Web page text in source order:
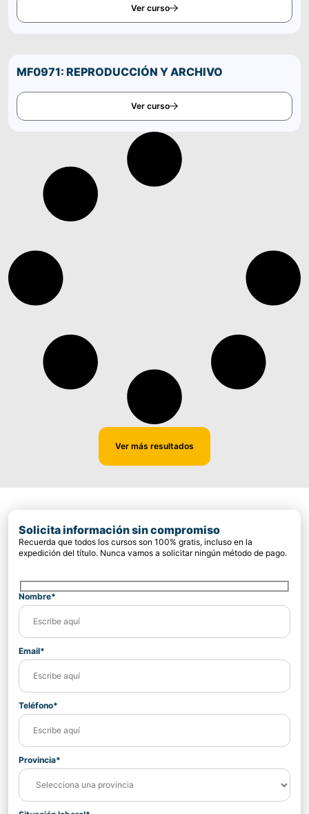
Ver curso
MF0971: REPRODUCCIÓN Y ARCHIVO
Ver curso
Ver más resultados
Solicita información sin compromiso
Recuerda que todos los cursos son 100% gratis, incluso en la
expedición del título. Nunca vamos a solicitar ningún método de pago.
Nombre*
Email*
Teléfono*
Provincia*